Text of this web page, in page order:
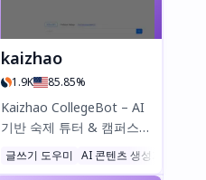
kaizhao
1.9K 85.85%
Kaizhao CollegeBot – AI
기반 숙제 튜터 & 캠퍼스
가이드 숙제에 어려움을 겪
고 계신가요? Kaizhao
글쓰기 도우미 AI 콘텐츠 생성기